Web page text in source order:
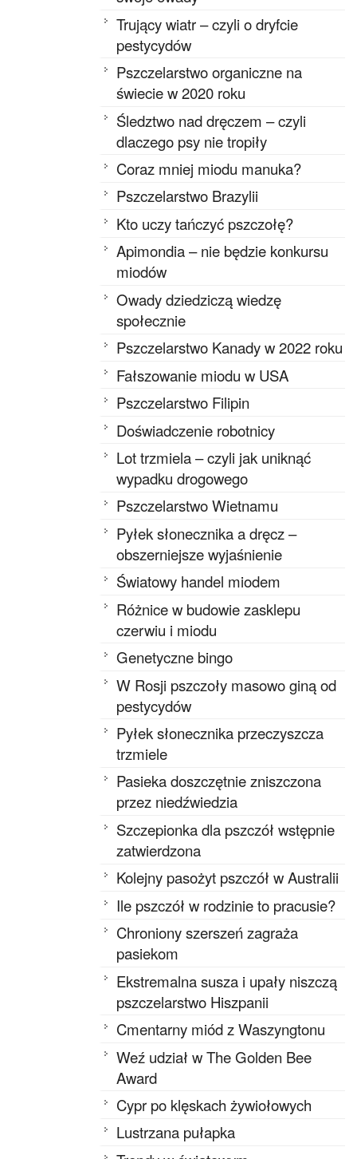
Trujący wiatr – czyli o dryfcie
pestycydów
Pszczelarstwo organiczne na
świecie w 2020 roku
Śledztwo nad dręczem – czyli
dlaczego psy nie tropiły
Coraz mniej miodu manuka?
Pszczelarstwo Brazylii
Kto uczy tańczyć pszczołę?
Apimondia – nie będzie konkursu
miodów
Owady dziedziczą wiedzę
społecznie
Pszczelarstwo Kanady w 2022 roku
Fałszowanie miodu w USA
Pszczelarstwo Filipin
Doświadczenie robotnicy
Lot trzmiela – czyli jak uniknąć
wypadku drogowego
Pszczelarstwo Wietnamu
Pyłek słonecznika a dręcz –
obszerniejsze wyjaśnienie
Światowy handel miodem
Różnice w budowie zasklepu
czerwiu i miodu
Genetyczne bingo
W Rosji pszczoły masowo giną od
pestycydów
Pyłek słonecznika przeczyszcza
trzmiele
Pasieka doszczętnie zniszczona
przez niedźwiedzia
Szczepionka dla pszczół wstępnie
zatwierdzona
Kolejny pasożyt pszczół w Australii
Ile pszczół w rodzinie to pracusie?
Chroniony szerszeń zagraża
pasiekom
Ekstremalna susza i upały niszczą
pszczelarstwo Hiszpanii
Cmentarny miód z Waszyngtonu
Weź udział w The Golden Bee
Award
Cypr po klęskach żywiołowych
Lustrzana pułapka